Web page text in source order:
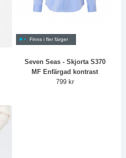
Finns i fler färger
Seven Seas - Skjorta S370
MF Enfärgad kontrast
799 kr